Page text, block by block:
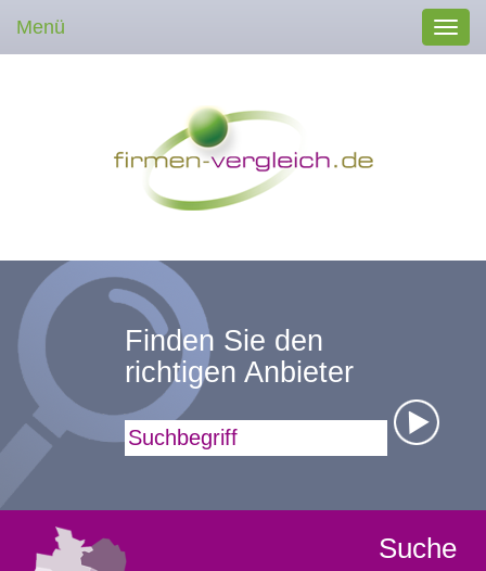
Menü
Finden Sie den
richtigen Anbieter
Suchbegriff
Suche